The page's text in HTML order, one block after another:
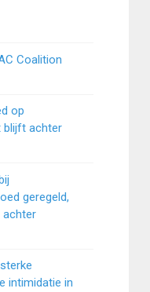
Coalition
op
blijft achter
geregeld,
achter
intimidatie in